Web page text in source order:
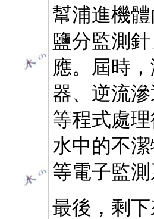
幫浦進機
鹽分監測
應。屆時
器、逆流
等程式處
水中的不
等電子監
最後，剩